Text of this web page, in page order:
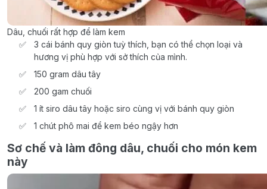
Dâu, chuối rất hợp để làm kem
3 cái bánh quy giòn tuỳ thích, bạn có thể chọn loại và
hương vị phù hợp với sở thích của mình.
150 gram dâu tây
200 gam chuối
1 ít siro dâu tây hoặc siro cùng vị với bánh quy giòn
1 chút phô mai để kem béo ngậy hơn
Sơ chế và làm đông dâu, chuối cho món kem
này